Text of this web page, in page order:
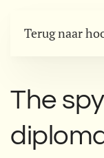
Terug naar
The